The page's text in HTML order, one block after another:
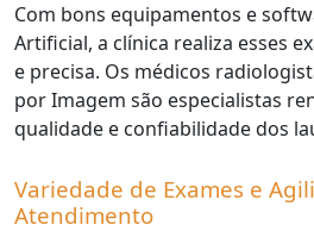
Com bons equipamentos e
Artificial, a clínica realiza esses
e precisa. Os médicos
por Imagem são especialistas
qualidade e confiabilidade dos
Variedade de Exames e
Atendimento